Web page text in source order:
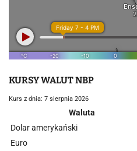
KURSY WALUT NBP
Kurs z dnia: 7 sierpnia 2026
Waluta
Dolar amerykański
Euro